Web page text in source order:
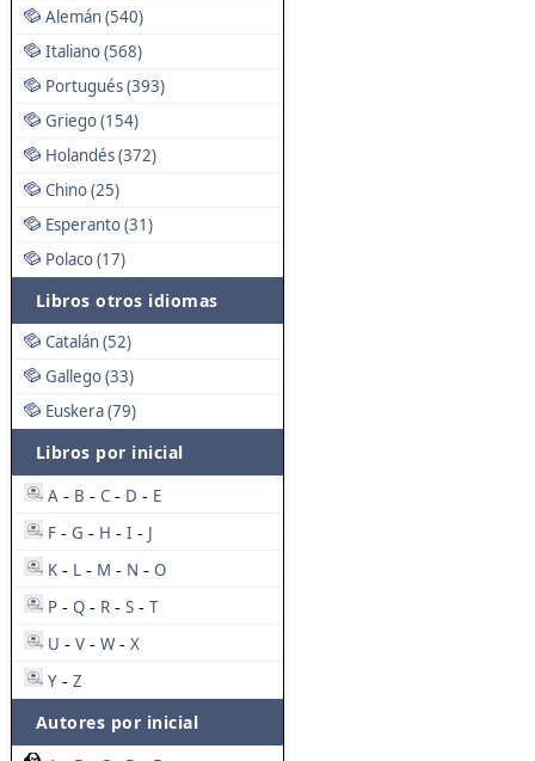
Alemán (540)
Italiano (568)
Portugués (393)
Griego (154)
Holandés (372)
Chino (25)
Esperanto (31)
Polaco (17)
Libros otros idiomas
Catalán (52)
Gallego (33)
Euskera (79)
Libros por inicial
A - B - C - D - E
F - G - H - I - J
K - L - M - N - O
P - Q - R - S - T
U - V - W - X
Y - Z
Autores por inicial